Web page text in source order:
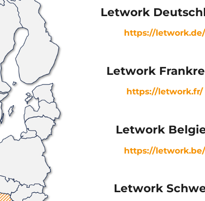
Letwork
https://letwork.de/
Letwork
https://letwork.fr/
Letwork
https://
Letwork